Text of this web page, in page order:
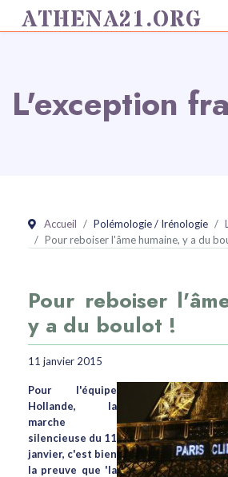
ATHENA21.ORG
L'exception
Accueil Polémologie / Irénologie
Pour reboiser l'âme humaine, y a du
Pour reboiser
y a du boulot !
11 janvier 2015
Pour l'équipe
Hollande, la
marche
silencieuse du 11
janvier, c'est bien
la preuve que 'la